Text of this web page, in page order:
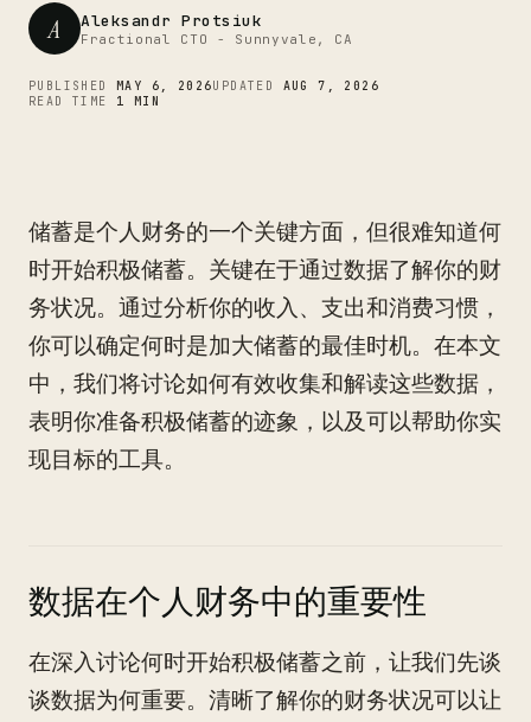
A Aleksandr Protsiuk
Fractional CTO - Sunnyvale, CA
PUBLISHED MAY 6, 2026UPDATED AUG 7, 2026
READ TIME 1 MIN
储蓄是个人财务的一个关键方面，但很难知道何
时开始积极储蓄。关键在于通过数据了解你的财
务状况。通过分析你的收入、支出和消费习惯，
你可以确定何时是加大储蓄的最佳时机。在本文
中，我们将讨论如何有效收集和解读这些数据，
表明你准备积极储蓄的迹象，以及可以帮助你实
现目标的工具。
数据在个人财务中的重要性
在深入讨论何时开始积极储蓄之前，让我们先谈
谈数据为何重要。清晰了解你的财务状况可以让